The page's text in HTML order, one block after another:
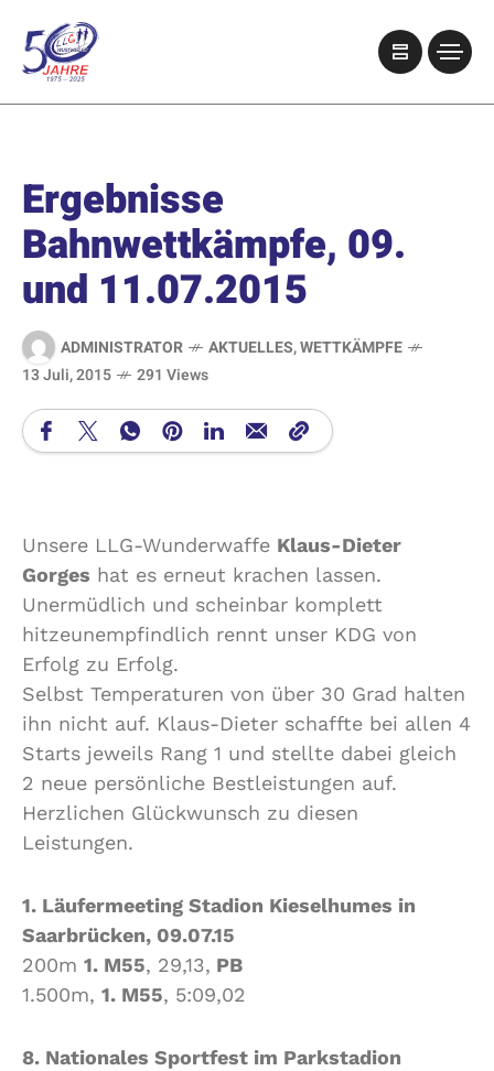
Ergebnisse
Bahnwettkämpfe, 09.
und 11.07.2015
ADMINISTRATOR AKTUELLES,WETTKÄMPFE
13 Juli, 2015
291 Views
Unsere LLG-Wunderwaffe Klaus-Dieter
Gorges hat es erneut krachen lassen.
Unermüdlich und scheinbar komplett
hitzeunempfindlich rennt unser KDG von
Erfolg zu Erfolg.
Selbst Temperaturen von über 30 Grad halten
ihn nicht auf. Klaus-Dieter schaffte bei allen 4
Starts jeweils Rang 1 und stellte dabei gleich
2 neue persönliche Bestleistungen auf.
Herzlichen Glückwunsch zu diesen
Leistungen.
1. Läufermeeting Stadion Kieselhumes in
Saarbrücken, 09.07.15
200m 1. M55, 29,13, PB
1.500m, 1. M55, 5:09,02
8. Nationales Sportfest im Parkstadion